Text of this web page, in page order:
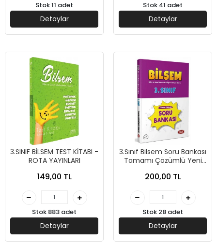
Stok 11 adet
Detaylar
Stok 41 adet
Detaylar
3.SINIF BİLSEM TEST KİTABI -
ROTA YAYINLARI
149,00 TL
Stok 883 adet
Detaylar
3.Sınıf Bilsem Soru Bankası
Tamamı Çözümlü Yeni
200,00 TL
Stok 28 adet
Detaylar